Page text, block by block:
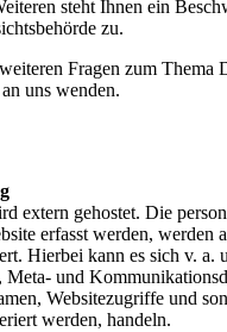
steht Ihnen ein
zu.
Fragen zum Thema
uns wenden.
extern gehostet. Die
erfasst werden, werden
Hierbei kann es sich v. a.
und
Websitezugriffe und
werden, handeln.